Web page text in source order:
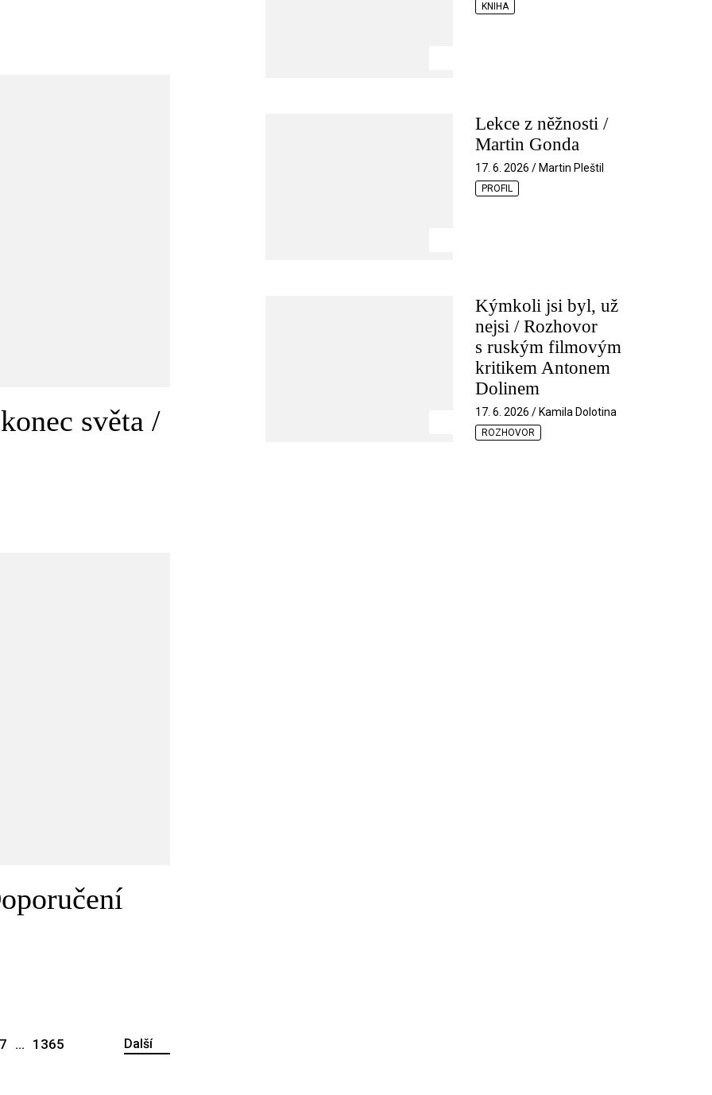
světa /
... 1365 Další
KNIHA
Lekce z něžnosti /
Martin Gonda
17. 6. 2026 / Martin Pleštil
PROFIL
Kýmkoli jsi byl, už
nejsi / Rozhovor
s ruským filmovým
kritikem Antonem
Dolinem
17. 6. 2026 / Kamila Dolotina
ROZHOVOR